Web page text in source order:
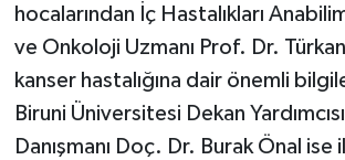
hocalarından İç Hastalıkları
ve Onkoloji Uzmanı Prof. Dr.
kanser hastalığına dair önemli
Biruni Üniversitesi Dekan
Danışmanı Doç. Dr. Burak Önal ise